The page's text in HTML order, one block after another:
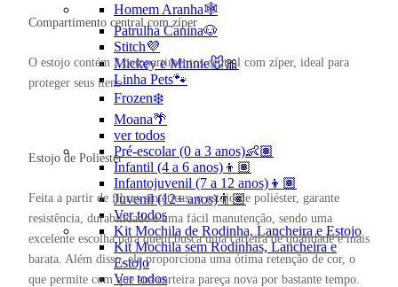
Homem Aranha🕸️
Patrulha Canina🐶
Stitch💜
Mickey e Minnie🐭🎀
Linha Pets🐾
Frozen❄️
Moana🌴
ver todos
Pré-escolar (0 a 3 anos)👶🏽
Infantil (4 a 6 anos)👦🏽
Infantojuvenil (7 a 12 anos)👦🏽
Juvenil (12+ anos)👨🏽
Ver todos
Kit Mochila de Rodinha, Lancheira e Estojo
Kit Mochila sem Rodinhas, Lancheira e
Estojo
Ver todos
Compartimento central com zíper
O estojo contém 3 compartimentos central com zíper, ideal para
proteger seus itens
Estojo de Poliéster
Feita a partir de fibras sintéticas, o estojo de poliéster, garante
resistência, durabilidade e uma fácil manutenção, sendo uma
excelente escolha para quem busca uma carteira de qualidade e mais
barata. Além disso, ele proporciona uma ótima retenção de cor, o
que permite com que sua carteira pareça nova por bastante tempo.